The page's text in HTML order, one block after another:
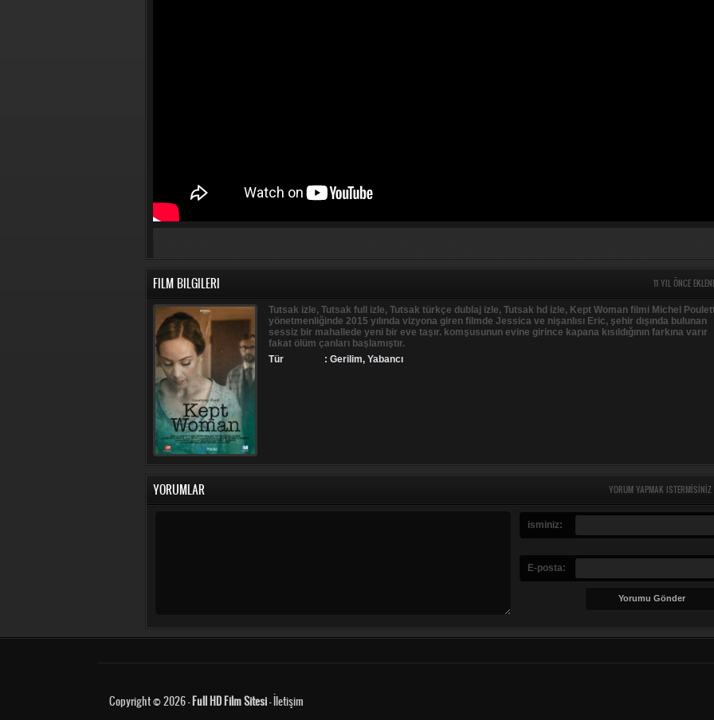
FILM BILGILERI 11 YIL ÖNCE
Tutsak izle, Tutsak full izle, Tutsak türkçe dublaj izle, Tutsak hd izle, Kept Woman filmi Michel
yönetmenliğinde 2015 yılında vizyona giren filmde Jessica ve nişanlısı Eric, şehir dışında bulunan
sessiz bir mahallede yeni bir eve taşır. komşusunun evine girince kapana kısıldığının farkına varır
fakat ölüm çanları başlamıştır.
Tür
: Gerilim, Yabancı
YORUMLAR YORUM YAPMAK
isminiz:
E-posta:
Copyright © 2026 -Full HD Film Sitesi-İletişim